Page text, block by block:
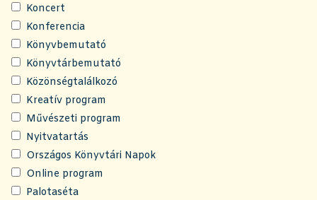
Koncert
Konferencia
Könyvbemutató
Könyvtárbemutató
Közönségtalálkozó
Kreatív program
Művészeti program
Nyitvatartás
Országos Könyvtári Napok
Online program
Palotaséta